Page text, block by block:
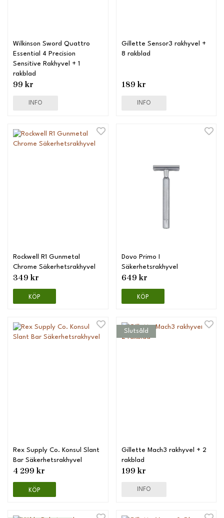
Wilkinson Sword Quattro
Essential 4 Precision
Sensitive Rakhyvel + 1
rakblad
99 kr
INFO
Gillette Sensor3 rakhyvel +
8 rakblad
189 kr
INFO
Rockwell R1 Gunmetal
Chrome Säkerhetsrakhyvel
349 kr
KÖP
Dovo Primo I
Säkerhetsrakhyvel
649 kr
KÖP
Rex Supply Co. Konsul Slant
Bar Säkerhetsrakhyvel
4 299 kr
KÖP
Slutsåld
Gillette Mach3 rakhyvel + 2
rakblad
199 kr
INFO